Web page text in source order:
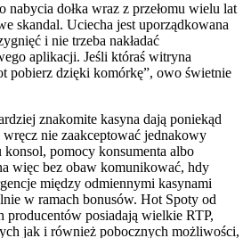
nabycia dołka wraz z przełomu wielu lat
skandal. Uciecha jest uporządkowana
i nie trzeba nakładać
aplikacji. Jeśli któraś witryna
pobierz dzięki komórkę”, owo świetnie
znakomite kasyna dają poniekąd
nie zaakceptować jednakowy
pomocy konsumenta albo
więc bez obaw komunikować, hdy
między odmiennymi kasynami
w ramach bonusów. Hot Spoty od
producentów posiadają wielkie RTP,
jak i również pobocznych możliwości,